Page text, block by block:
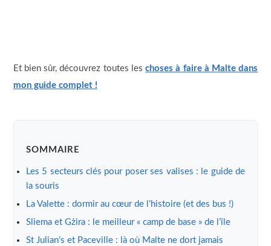
Et bien sûr, découvrez toutes leschoses à faire à Malte dans
mon guide complet !
SOMMAIRE
Les 5 secteurs clés pour poser ses valises : le guide de
la souris
La Valette : dormir au cœur de l’histoire (et des bus !)
Sliema et Gżira : le meilleur « camp de base » de l’île
St Julian’s et Paceville : là où Malte ne dort jamais